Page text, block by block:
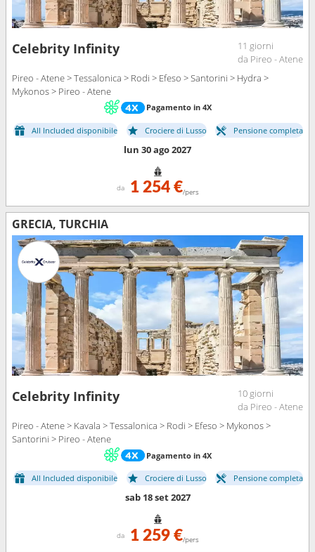
Celebrity Infinity
11 giorni
da Pireo - Atene
Pireo - Atene > Tessalonica > Rodi > Efeso > Santorini > Hydra >
Mykonos > Pireo - Atene
Pagamento in 4X
All Included disponibile Crociere di Lusso Pensione completa
lun 30 ago 2027
da 1 254 €/pers
GRECIA, TURCHIA
Celebrity Infinity
10 giorni
da Pireo - Atene
Pireo - Atene > Kavala > Tessalonica > Rodi > Efeso > Mykonos >
Santorini > Pireo - Atene
Pagamento in 4X
All Included disponibile Crociere di Lusso Pensione completa
sab 18 set 2027
da 1 259 €/pers